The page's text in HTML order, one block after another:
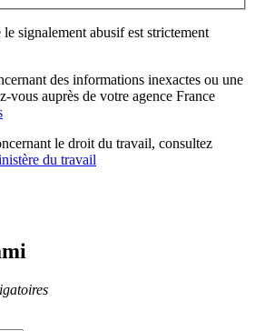
signalement abusif est strictement
des informations inexactes ou une
vous auprès de votre agence France
le droit du travail, consultez
du travail